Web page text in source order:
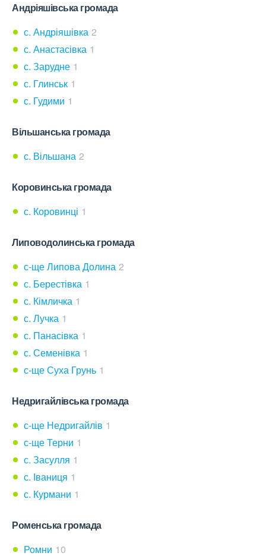
Андріяшівська громада
с. Андріяшівка 2
с. Анастасівка 1
с. Зарудне 1
с. Глинськ 1
с. Гудими 1
Вільшанська громада
с. Вільшана 2
Коровинська громада
с. Коровинці 1
Липоводолинська громада
с-ще Липова Долина 2
с. Берестівка 1
с. Кімличка 1
с. Лучка 1
с. Панасівка 1
с. Семенівка 1
с-ще Суха Грунь 1
Недригайлівська громада
с-ще Недригайлів 1
с-ще Терни 1
с. Засулля 1
с. Іваниця 1
с. Курмани 1
Роменська громада
Ромни 10